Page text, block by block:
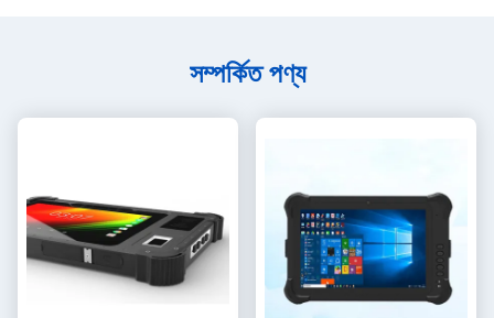
সম্পর্কিত পণ্য